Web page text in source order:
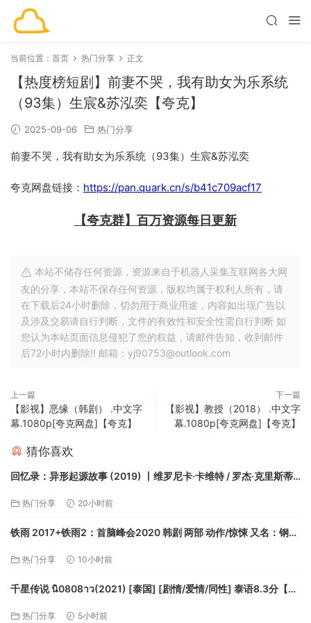
当前位置： 首页 热门分享 正文
【热度榜短剧】前妻不哭，我有助女为乐系统
（93集）生宸&苏泓奕【夸克】
2025-09-06 热门分享
前妻不哭，我有助女为乐系统（93集）生宸&苏泓奕
夸克网盘链接： https://pan.quark.cn/s/b41c709acf17
【夸克群】百万资源每日更新
本站不储存任何资源，资源来自于机器人采集互联网各大网
友的分享，本站不保存任何资源，版权均属于权利人所有，请
在下载后24小时删除，切勿用于商业用途，内容如出现广告以
及涉及交易请自行判断，文件的有效性和安全性需自行判断 如
您认为本站页面信息侵犯了您的权益，请邮件告知，收到邮件
后72小时内删除!! 邮箱：yj90753@outlook.com
上一篇
【影视】恶缘（韩剧） .中文字
幕.1080p[夸克网盘]【夸克】
下一篇
【影视】教授（2018） .中文字
幕.1080p[夸克网盘]【夸克】
猜你喜欢
回忆录：异形起源故事 (2019) 丨维罗尼卡·卡维特 / 罗杰·克里斯蒂
热门分享 20小时前
铁雨 2017+铁雨2：首脑峰会2020 韩剧 两部 动作/惊悚 又名：钢铁
热门分享 10小时前
千星传说 นิ0808าว(2021) [泰国] [剧情/爱情/同性] 泰语8.3分【夸
热门分享 5小时前